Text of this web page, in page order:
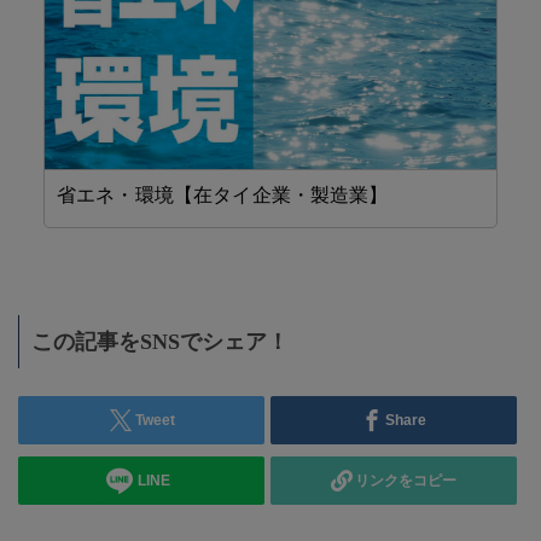
省エネ・環境【在タイ企業・製造業】
この記事をSNSでシェア！
Tweet Share
LINE リンクをコピー